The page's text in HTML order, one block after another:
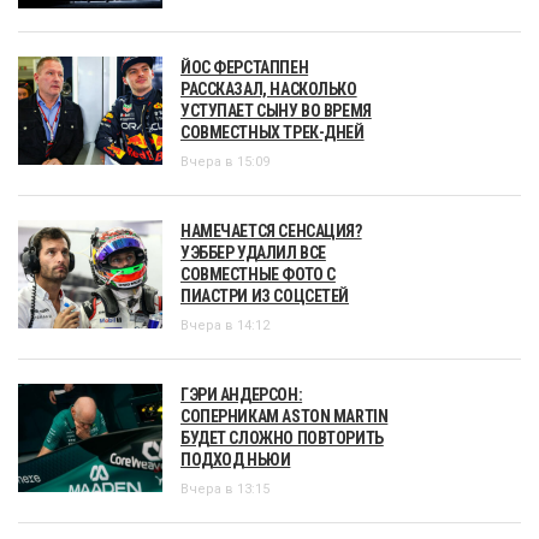
ЙОС ФЕРСТАППЕН
РАССКАЗАЛ, НАСКОЛЬКО
УСТУПАЕТ СЫНУ ВО ВРЕМЯ
СОВМЕСТНЫХ ТРЕК-ДНЕЙ
Вчера в 15:09
НАМЕЧАЕТСЯ СЕНСАЦИЯ?
УЭББЕР УДАЛИЛ ВСЕ
СОВМЕСТНЫЕ ФОТО С
ПИАСТРИ ИЗ СОЦСЕТЕЙ
Вчера в 14:12
ГЭРИ АНДЕРСОН:
СОПЕРНИКАМ ASTON MARTIN
БУДЕТ СЛОЖНО ПОВТОРИТЬ
ПОДХОД НЬЮИ
Вчера в 13:15